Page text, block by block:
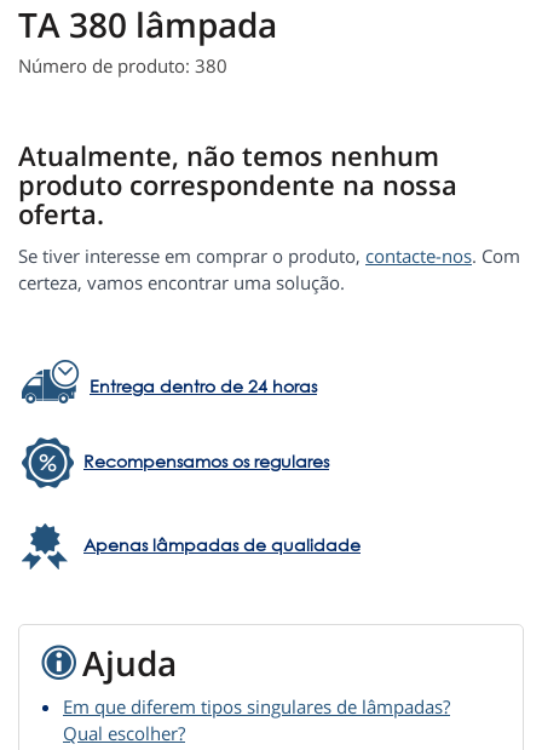
TA 380 lâmpada
Número de produto: 380
Atualmente, não temos nenhum
produto correspondente na nossa
oferta.
Se tiver interesse em comprar o produto, contacte-nos. Com
certeza, vamos encontrar uma solução.
Entrega dentro de 24 horas
Recompensamos os regulares
Apenas lâmpadas de qualidade
Ajuda
Em que diferem tipos singulares de lâmpadas?
Qual escolher?